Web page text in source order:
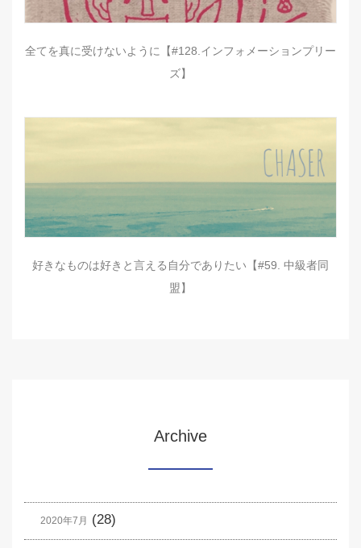
全てを真に受けないように【#128.インフォメーションプリー
ズ】
好きなものは好きと言える自分でありたい【#59. 中級者同
盟】
Archive
2020年7月 (28)